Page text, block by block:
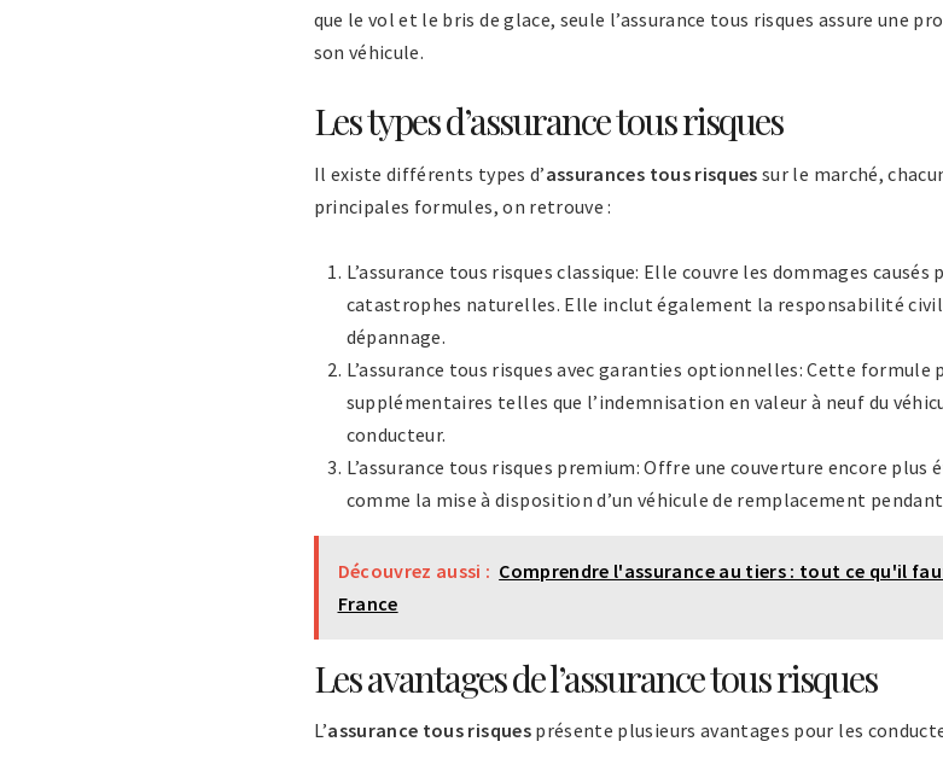
que le vol et le bris de glace, seule l’assurance tous risques assure une
son véhicule.
Les types d’assurance tous risques
Il existe différents types d’assurances tous risques sur le marché,
principales formules, on retrouve :
L’assurance tous risques classique: Elle couvre les dommages
catastrophes naturelles. Elle inclut également la responsabilité
dépannage.
L’assurance tous risques avec garanties optionnelles: Cette formule
supplémentaires telles que l’indemnisation en valeur à neuf du
conducteur.
L’assurance tous risques premium: Offre une couverture encore plus
comme la mise à disposition d’un véhicule de remplacement
Découvrez aussi : Comprendre l'assurance au tiers : tout ce qu'il
France
Les avantages de l’assurance tous risques
L’assurance tous risquesprésente plusieurs avantages pour les